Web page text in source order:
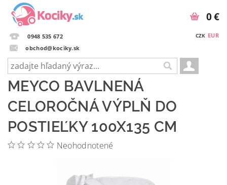
0948 535 672
obchod@kociky.sk
CZK EUR
0 €
MEYCO BAVLNENÁ
CELOROČNÁ VÝPLŇ DO
POSTIEĽKY 100X135 CM
Neohodnotené